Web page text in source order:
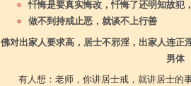
忏悔是要真实悔改，忏悔了还明知故犯
做不到持戒止恶，就谈不上行善
佛对出家人要求高，居士不邪淫，出家人连正
男体
有人想：老师，你讲居士戒，就讲居士的